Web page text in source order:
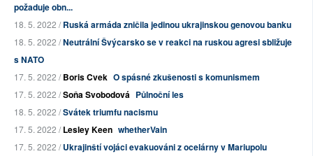
požaduje obn...
18. 5. 2022 /Ruská armáda zničila jedinou ukrajinskou genovou banku
18. 5. 2022 /Neutrální Švýcarsko se v reakci na ruskou agresi sbližuje
s NATO
17. 5. 2022 /Boris Cvek O spásné zkušenosti s komunismem
17. 5. 2022 /Soňa Svobodová Půlnoční les
18. 5. 2022 /Svátek triumfu nacismu
17. 5. 2022 /Lesley Keen whetherVain
17. 5. 2022 /Ukrajinští vojáci evakuováni z ocelárny v Mariupolu